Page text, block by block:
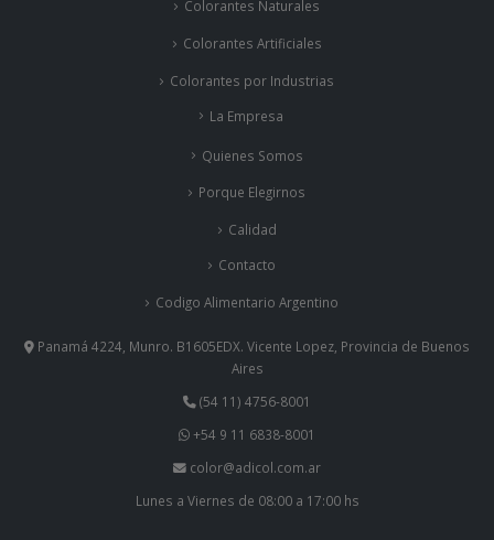
Panamá 4224, Munro. B1605EDX. Vicente Lopez, Provincia de Buenos